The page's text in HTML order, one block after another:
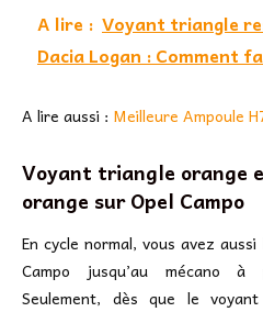
A lire : Voyant triangle
Dacia Logan : Comment
A lire aussi : Meilleure Ampoule
Voyant triangle orange
orange sur Opel Campo
En cycle normal, vous avez
Campo jusqu’au mécano à
Seulement, dès que le